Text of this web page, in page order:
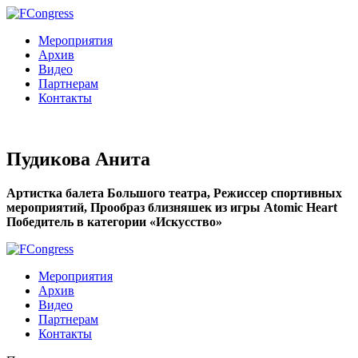
Мероприятия
Архив
Видео
Партнерам
Контакты
Пудикова Анита
Артистка балета Большого театра, Режиссер спортивных
мероприятий, Прообраз близняшек из игры Atomic Heart
Победитель в категории «Искусство»
Мероприятия
Архив
Видео
Партнерам
Контакты